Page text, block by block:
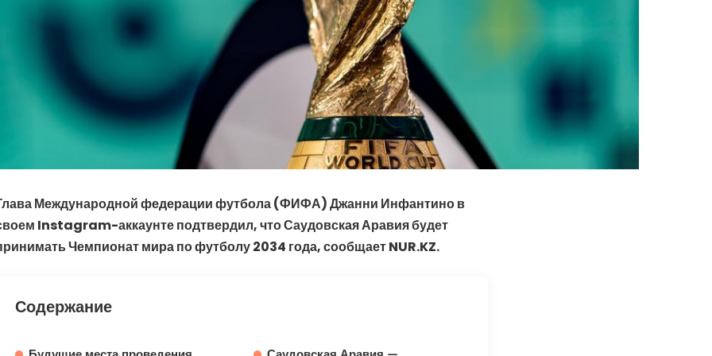
Международной федерации футбола (ФИФА) Джанни Инфантино в
Instagram-аккаунте подтвердил, что Саудовская Аравия будет
Чемпионат мира по футболу 2034 года, сообщает NUR.KZ.
Содержание